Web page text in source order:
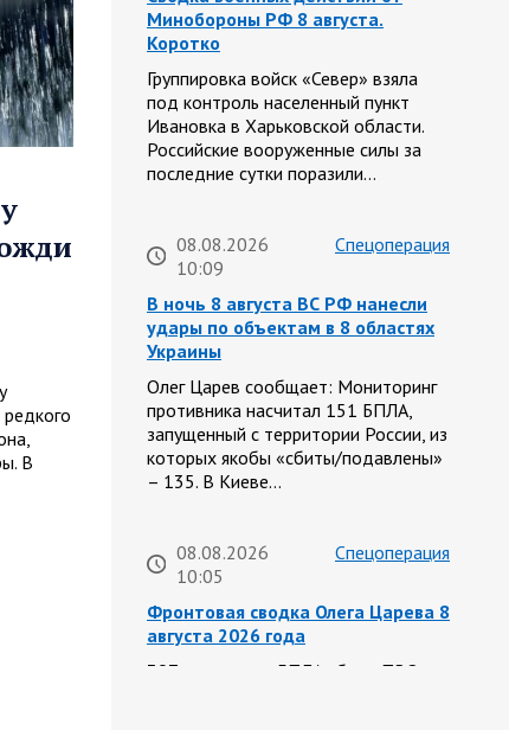
В
Минобороны РФ 8 августа.
Коротко
Группировка войск «Север» взяла
под контроль населенный пункт
Ивановка в Харьковской области.
Российские вооруженные силы за
последние сутки поразили…
08.08.2026
10:09
Спецоперация
В ночь 8 августа ВС РФ нанесли
удары по объектам в 8 областях
Украины
Олег Царев сообщает: Мониторинг
противника насчитал 151 БПЛА,
запущенный с территории России, из
которых якобы «сбиты/подавлены»
– 135. В Киеве…
08.08.2026
10:05
Спецоперация
Фронтовая сводка Олега Царева 8
августа 2026 года
397 украинских БПЛА сбито ПВО